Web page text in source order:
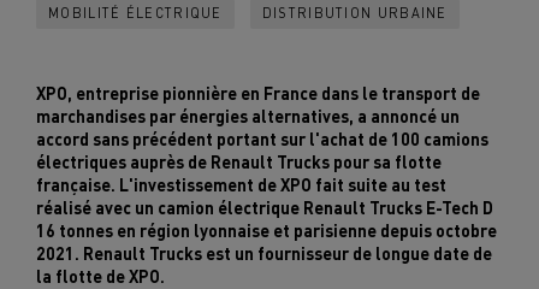
MOBILITÉ ÉLECTRIQUE DISTRIBUTION URBAINE
XPO, entreprise pionnière en France dans le transport de
marchandises par énergies alternatives, a annoncé un
accord sans précédent portant sur l'achat de 100 camions
électriques auprès de Renault Trucks pour sa flotte
française. L'investissement de XPO fait suite au test
réalisé avec un camion électrique Renault Trucks E-Tech D
16 tonnes en région lyonnaise et parisienne depuis octobre
2021. Renault Trucks est un fournisseur de longue date de
la flotte de XPO.